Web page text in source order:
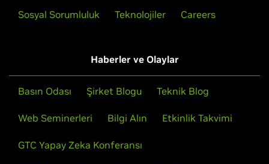
Sosyal Sorumluluk Teknolojiler Careers
Haberler ve Olaylar
Basın Odası Şirket Blogu Teknik Blog
Web Seminerleri Bilgi Alın Etkinlik Takvimi
GTC Yapay Zeka Konferansı